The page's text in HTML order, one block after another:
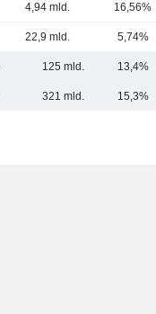
4,94 mld. 16,56%
22,9 mld. 5,74%
125 mld. 13,4%
321 mld. 15,3%